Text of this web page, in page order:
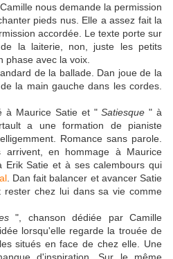
. Camille nous demande la permission
pieds nus. Elle a assez fait la
accordée. Le texte porte sur
la laiterie, non, juste les petits
phase avec la voix.
de la ballade. Dan joue de la
la main gauche dans les cordes.
à Maurice Satie et "Satiesque " à
a une formation de pianiste
Romance sans parole.
en hommage à Maurice
Erik Satie et à ses calembours qui
. Dan fait balancer et avancer Satie
chez lui dans sa vie comme
", chanson dédiée par Camille
lorsqu'elle regarde la trouée de
situés en face de chez elle. Une
d'inspiration. Sur le même